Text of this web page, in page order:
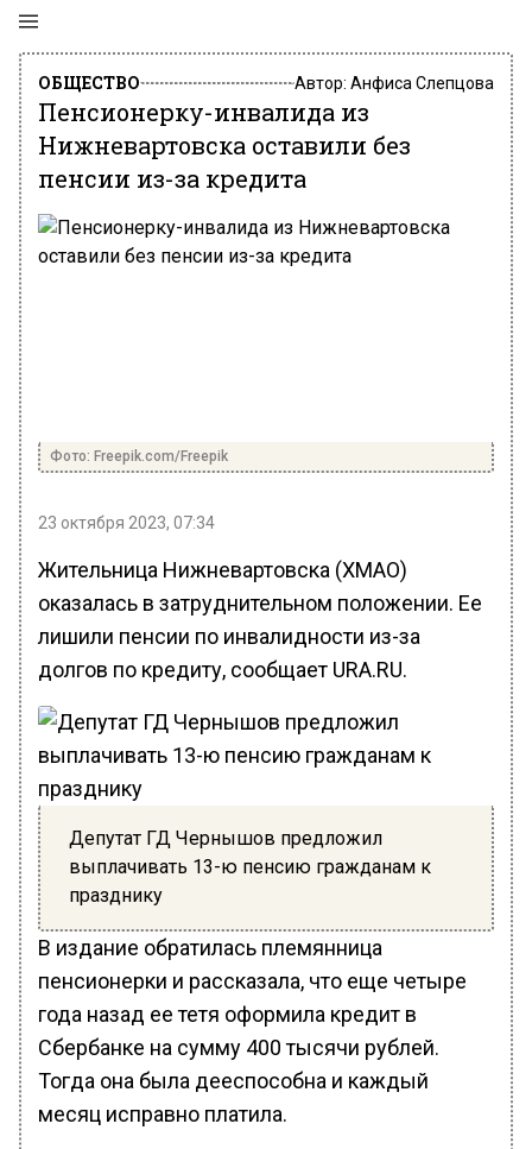
ОБЩЕСТВО Автор: Анфиса Слепцова
Пенсионерку-инвалида из
Нижневартовска оставили без
пенсии из-за кредита
Фото: Freepik.com/Freepik
23 октября 2023, 07:34
Жительница Нижневартовска (ХМАО)
оказалась в затруднительном положении. Ее
лишили пенсии по инвалидности из-за
долгов по кредиту, сообщает URA.RU.
Депутат ГД Чернышов предложил
выплачивать 13-ю пенсию гражданам к
празднику
В издание обратилась племянница
пенсионерки и рассказала, что еще четыре
года назад ее тетя оформила кредит в
Сбербанке на сумму 400 тысячи рублей.
Тогда она была дееспособна и каждый
месяц исправно платила.